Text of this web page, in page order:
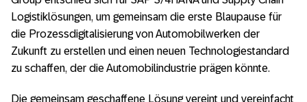
Logistiklösungen, um gemeinsam die erste Blaupause für
die Prozessdigitalisierung von Automobilwerken der
Zukunft zu erstellen und einen neuen Technologiestandard
zu schaffen, der die Automobilindustrie prägen könnte.
Die gemeinsam geschaffene Lösung vereint und vereinfacht